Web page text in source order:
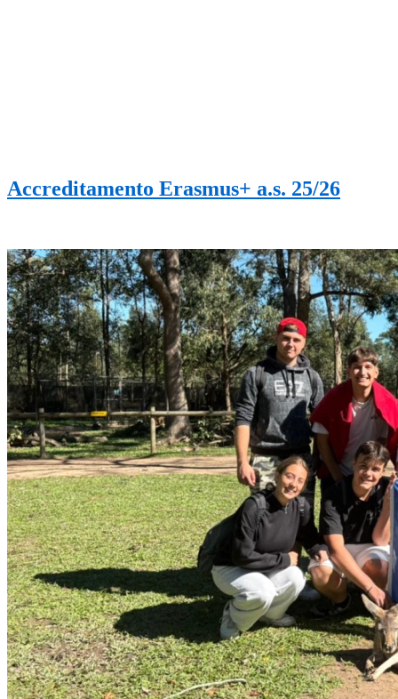
Accreditamento Erasmus+ a.s. 25/26